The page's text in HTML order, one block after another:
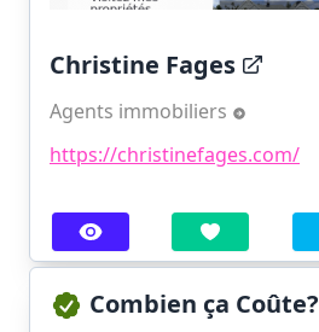
Christine Fages
Agents immobiliers
https://christinefages.com/
Combien ça Coûte?